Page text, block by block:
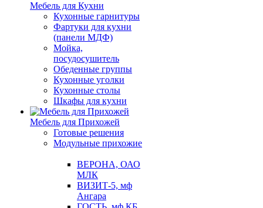
Мебель для Кухни
Кухонные гарнитуры
Фартуки для кухни
(панели МДФ)
Мойка,
посудосушитель
Обеденные группы
Кухонные уголки
Кухонные столы
Шкафы для кухни
Мебель для Прихожей
Готовые решения
Модульные прихожие
ВЕРОНА, ОАО
МЛК
ВИЗИТ-5, мф
Ангара